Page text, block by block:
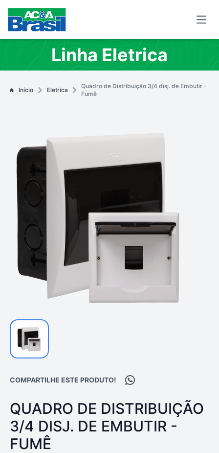
Linha Eletrica
Início Eletrica
Quadro de Distribuição 3/4 disj. de Embutir -
Fumê
COMPARTILHE ESTE PRODUTO! Compartilhar no
PRODUTO:
QUADRO DE DISTRIBUIÇÃO
3/4 DISJ. DE EMBUTIR -
FUMÊ